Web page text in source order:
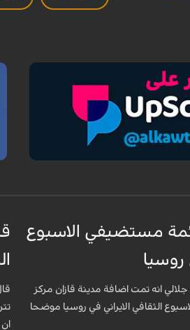
مستضيفي الاسبوع
روسيا
انه تمت اضافة مدينة قازان مركز
الثقافي الايراني في روسيا موضحا